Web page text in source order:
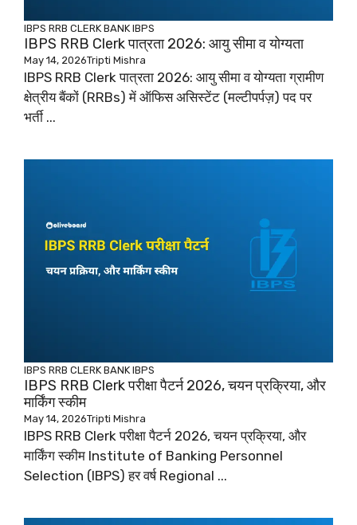
IBPS RRB CLERK BANK IBPS
IBPS RRB Clerk पात्रता 2026: आयु सीमा व योग्यता
May 14, 2026Tripti Mishra
IBPS RRB Clerk पात्रता 2026: आयु सीमा व योग्यता ग्रामीण
क्षेत्रीय बैंकों (RRBs) में ऑफिस असिस्टेंट (मल्टीपर्पज़) पद पर
भर्ती ...
IBPS RRB CLERK BANK IBPS
IBPS RRB Clerk परीक्षा पैटर्न 2026, चयन प्रक्रिया, और
मार्किंग स्कीम
May 14, 2026Tripti Mishra
IBPS RRB Clerk परीक्षा पैटर्न 2026, चयन प्रक्रिया, और
मार्किंग स्कीम Institute of Banking Personnel
Selection (IBPS) हर वर्ष Regional ...